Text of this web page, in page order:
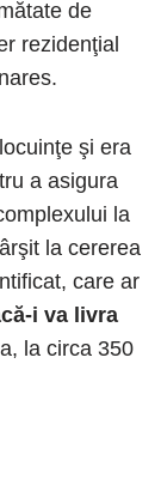
de
rezidenţial
şi era
a asigura
la
la cererea
care ar
i va livra
la circa 350